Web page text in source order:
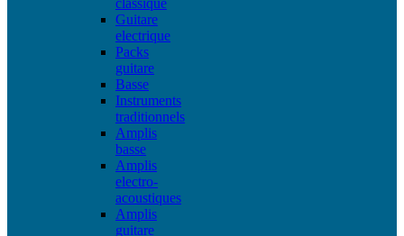
Guitare
electrique
Packs
guitare
Basse
Instruments
traditionnels
Amplis
basse
Amplis
electro-
acoustiques
Amplis
guitare